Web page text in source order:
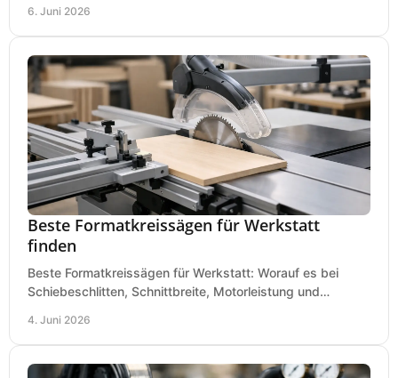
6. Juni 2026
Beste Formatkreissägen für Werkstatt
finden
Beste Formatkreissägen für Werkstatt: Worauf es bei
Schiebeschlitten, Schnittbreite, Motorleistung und
4. Juni 2026